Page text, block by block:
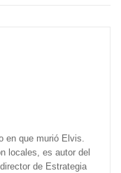
en que murió Elvis.
locales, es autor del
de Estrategia